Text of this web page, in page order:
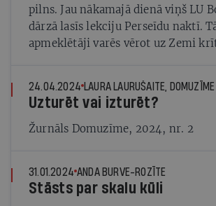
pilns. Jau nākamajā dienā viņš LU
dārzā lasīs lekciju Perseīdu naktī.
apmeklētāji varēs vērot uz Zemi
24.04.2024 LAURA LAURUŠAITE, DOMUZĪME
Uzturēt vai izturēt?
Žurnāls Domuzīme, 2024, nr. 2
31.01.2024 ANDA BURVE-ROZĪTE
Stāsts par skalu kūli